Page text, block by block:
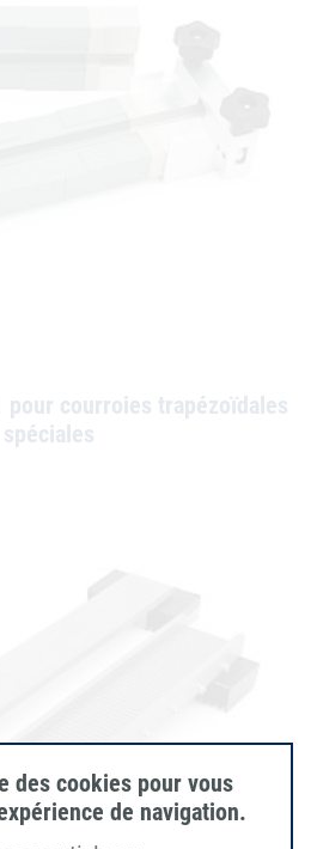
pour courroies trapézoïdales
spéciales
des cookies pour vous
de navigation.